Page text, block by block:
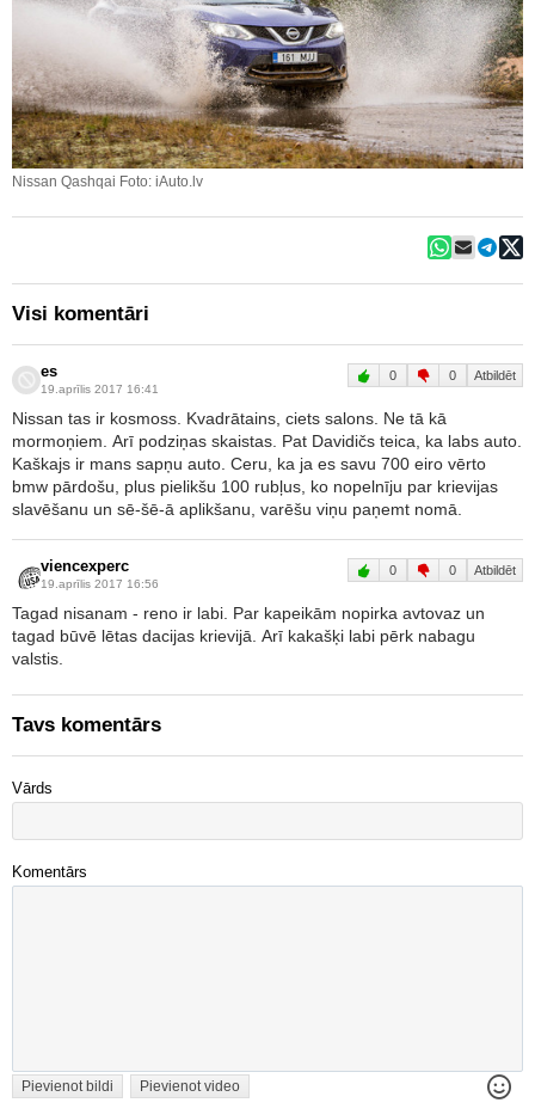
Nissan Qashqai Foto: iAuto.lv
Visi komentāri
es
19.aprīlis 2017 16:41
0 0 Atbildēt
Nissan tas ir kosmoss. Kvadrātains, ciets salons. Ne tā kā
mormoņiem. Arī podziņas skaistas. Pat Davidičs teica, ka labs auto.
Kaškajs ir mans sapņu auto. Ceru, ka ja es savu 700 eiro vērto
bmw pārdošu, plus pielikšu 100 rubļus, ko nopelnīju par krievijas
slavēšanu un sē-šē-ā aplikšanu, varēšu viņu paņemt nomā.
viencexperc
19.aprīlis 2017 16:56
0 0 Atbildēt
Tagad nisanam - reno ir labi. Par kapeikām nopirka avtovaz un
tagad būvē lētas dacijas krievijā. Arī kakašķi labi pērk nabagu
valstis.
Tavs komentārs
Vārds
Komentārs
Pievienot bildi Pievienot video